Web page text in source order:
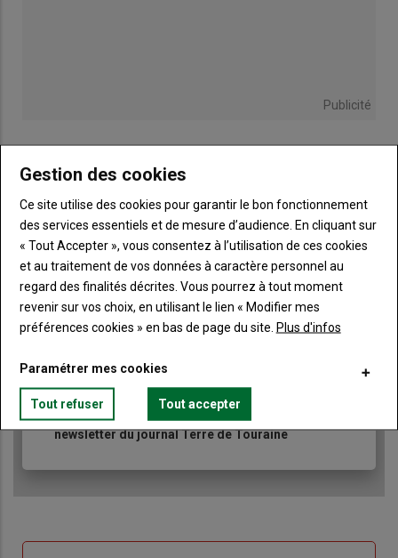
Publicité
TITRE JE M'ABONNE
Body A partir de 85€
JE M'ABONNE
puce numérique, sur tous les supports
Ne manquez aucune information grâce à la
newsletter du journal Terre de Touraine
Gestion des cookies
Ce site utilise des cookies pour garantir le bon fonctionnement
des services essentiels et de mesure d’audience. En cliquant sur
« Tout Accepter », vous consentez à l’utilisation de ces cookies
et au traitement de vos données à caractère personnel au
regard des finalités décrites. Vous pourrez à tout moment
revenir sur vos choix, en utilisant le lien « Modifier mes
préférences cookies » en bas de page du site. Plus d'infos
Paramétrer mes cookies
Tout refuser Tout accepter